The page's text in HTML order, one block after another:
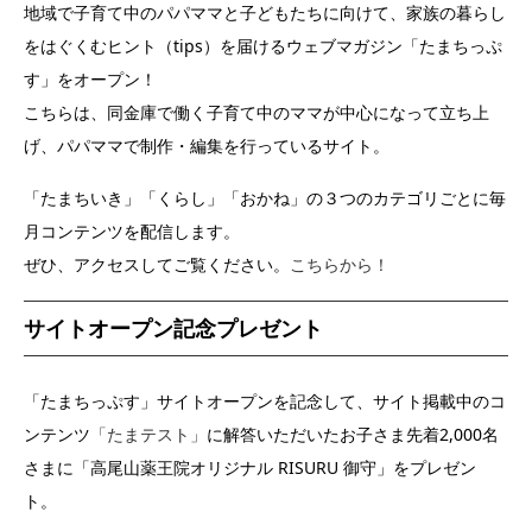
地域で子育て中のパパママと子どもたちに向けて、家族の暮らし
をはぐくむヒント（tips）を届けるウェブマガジン「たまちっぷ
す」をオープン！
こちらは、同金庫で働く子育て中のママが中心になって立ち上
げ、パパママで制作・編集を行っているサイト。
「たまちいき」「くらし」「おかね」の３つのカテゴリごとに毎
月コンテンツを配信します。
ぜひ、アクセスしてご覧ください。 こちらから！
サイトオープン記念プレゼント
「たまちっぷす」サイトオープンを記念して、サイト掲載中のコ
ンテンツ 「たまテスト」 に解答いただいたお子さま先着2,000名
さまに「高尾山薬王院オリジナル RISURU 御守」をプレゼン
ト。